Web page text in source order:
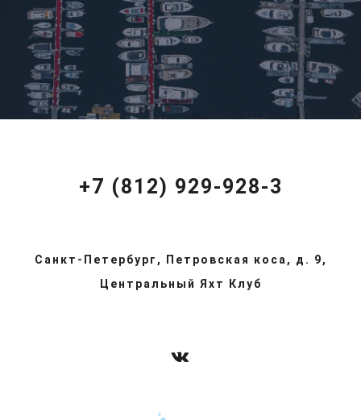
+7 (812) 929-928-3
Санкт-Петербург, Петровская коса, д. 9,
Центральный Яхт Клуб